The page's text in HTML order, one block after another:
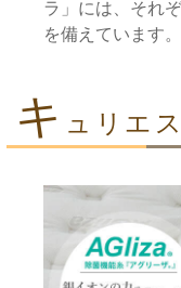
ラ」には、それ
を備えています。
キ ュリエ